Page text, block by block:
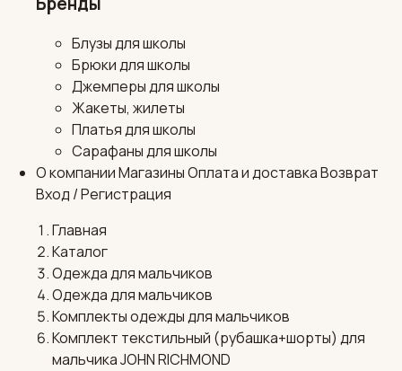
Блузы для школы
Брюки для школы
Джемперы для школы
Жакеты, жилеты
Платья для школы
Сарафаны для школы
О компанииМагазиныОплата и доставкаВозврат
Вход / Регистрация
Главная
Каталог
Одежда для мальчиков
Одежда для мальчиков
Комплекты одежды для мальчиков
Комплект текстильный (рубашка+шорты) для
мальчика JOHN RICHMOND